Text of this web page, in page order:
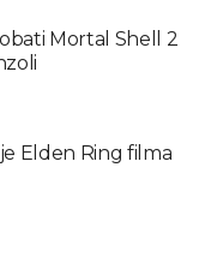
Mortal Shell 2
Elden Ring filma